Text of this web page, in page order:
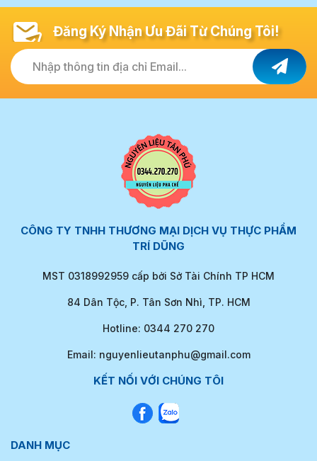
Đăng Ký Nhận Ưu Đãi Từ Chúng Tôi!
Nhập thông tin địa chỉ Email...
CÔNG TY TNHH THƯƠNG MẠI DỊCH VỤ THỰC PHẨM
TRÍ DŨNG
MST 0318992959 cấp bởi Sở Tài Chính TP HCM
84 Dân Tộc, P. Tân Sơn Nhì, TP. HCM
Hotline: 0344 270 270
Email: nguyenlieutanphu@gmail.com
KẾT NỐI VỚI CHÚNG TÔI
DANH MỤC